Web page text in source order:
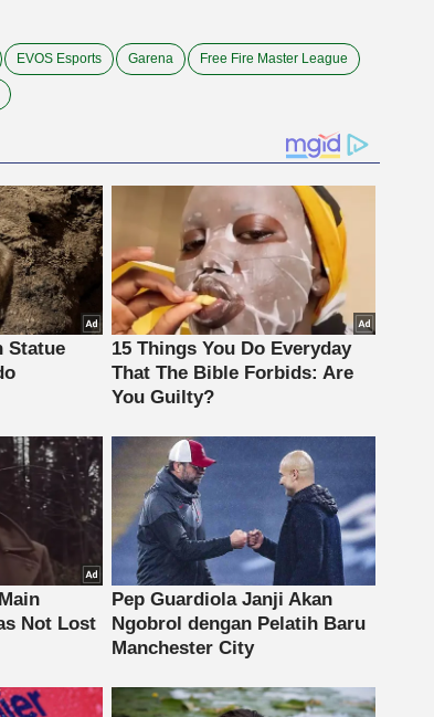
EVOS Esports Garena Free Fire Master League